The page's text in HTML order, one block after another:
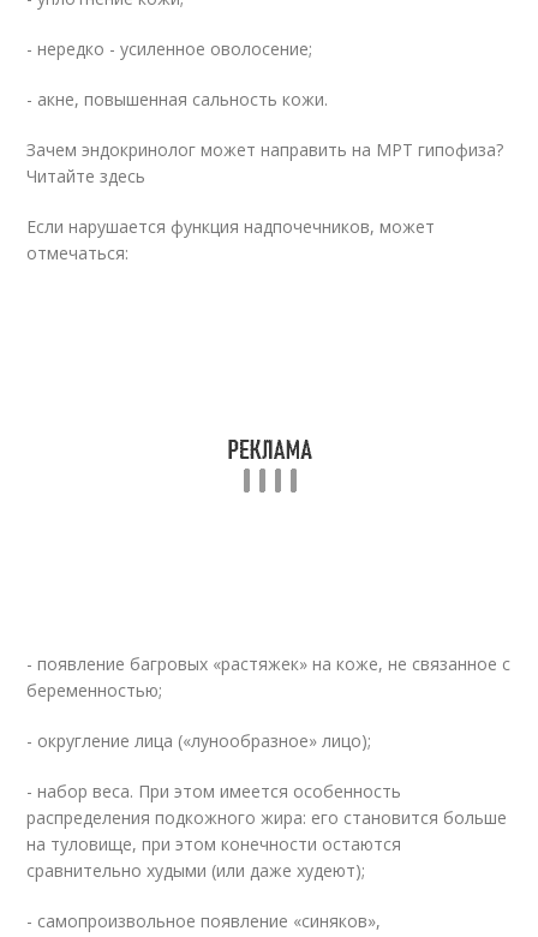
- нередко - усиленное оволосение;
- акне, повышенная сальность кожи.
Зачем эндокринолог может направить на МРТ гипофиза?
Читайте здесь
Если нарушается функция надпочечников, может
отмечаться:
- появление багровых «растяжек» на коже, не связанное с
беременностью;
- округление лица («лунообразное» лицо);
- набор веса. При этом имеется особенность
распределения подкожного жира: его становится больше
на туловище, при этом конечности остаются
сравнительно худыми (или даже худеют);
- самопроизвольное появление «синяков»,